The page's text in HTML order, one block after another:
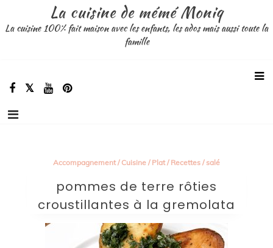
contenu
La cuisine de mémé Moniq
La cuisine 100% fait maison avec les enfants, les ados mais aussi toute la
famille
Accompagnement/ Cuisine/ Plat/ Recettes/ salé
pommes de terre rôties
croustillantes à la gremolata